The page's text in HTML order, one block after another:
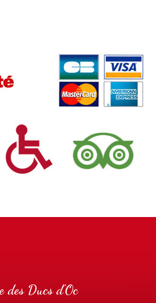
des Ducs d'Oc